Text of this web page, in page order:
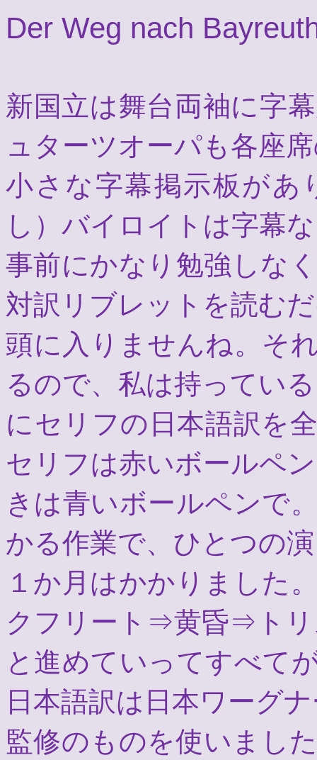
Der Weg nach
新国立は舞台両袖に字
ュターツオーパも各座
小さな字幕掲示板があ
し）バイロイトは字幕
事前にかなり勉強しな
対訳リブレットを読む
頭に入りませんね。そ
るので、私は持ってい
にセリフの日本語訳を
セリフは赤いボールペ
きは青いボールペンで
かる作業で、ひとつの
１か月はかかりまし
クフリート⇒黄昏⇒ト
と進めていってすべて
日本語訳は日本ワーグ
監修のものを使いまし